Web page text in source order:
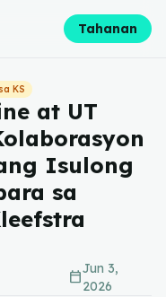
Tahanan
KS
at UT
Isulong
sa
calendar_todayJun 3,
2026